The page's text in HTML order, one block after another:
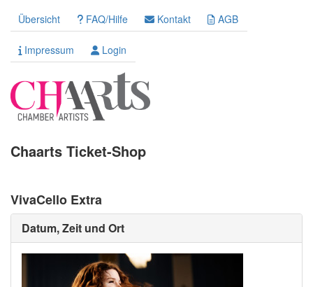
Übersicht FAQ/Hilfe Kontakt AGB
Impressum Login
Chaarts Ticket-Shop
VivaCello Extra
Datum, Zeit und Ort